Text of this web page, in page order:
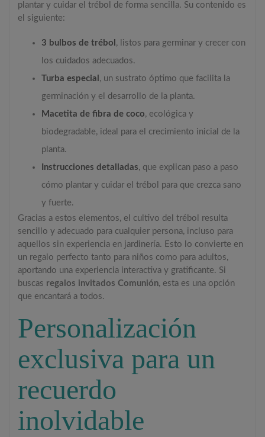
plantar y cuidar el trébol de forma sencilla. Su contenido es
el siguiente:
3 bulbos de trébol , listos para germinar y crecer con
los cuidados adecuados.
Turba especial , un sustrato óptimo que facilita la
germinación y el desarrollo de la planta.
Macetita de fibra de coco, ecológica y
biodegradable, ideal para el crecimiento inicial de la
planta.
Instrucciones detalladas, que explican paso a paso
cómo plantar y cuidar el trébol para que crezca sano
y fuerte.
Gracias a estos elementos, el cultivo del trébol resulta
sencillo y adecuado para cualquier persona, incluso para
aquellos sin experiencia en jardinería. Esto lo convierte en
un regalo perfecto tanto para niños como para adultos,
aportando una experiencia interactiva y gratificante. Si
buscas regalos invitados Comunión, esta es una opción
que encantará a todos.
Personalización
exclusiva para un
recuerdo
inolvidable